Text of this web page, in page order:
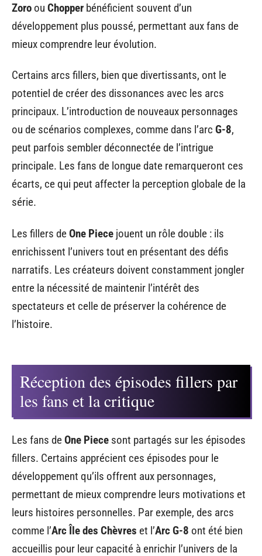
Zoro ou Chopper bénéficient souvent d’un
développement plus poussé, permettant aux fans de
mieux comprendre leur évolution.
Certains arcs fillers, bien que divertissants, ont le
potentiel de créer des dissonances avec les arcs
principaux. L’introduction de nouveaux personnages
ou de scénarios complexes, comme dans l’arc G-8,
peut parfois sembler déconnectée de l’intrigue
principale. Les fans de longue date remarqueront ces
écarts, ce qui peut affecter la perception globale de la
série.
Les fillers deOne Piece jouent un rôle double : ils
enrichissent l’univers tout en présentant des défis
narratifs. Les créateurs doivent constamment jongler
entre la nécessité de maintenir l’intérêt des
spectateurs et celle de préserver la cohérence de
l’histoire.
Réception des épisodes fillers par
les fans et la critique
Les fans deOne Piece sont partagés sur les épisodes
fillers. Certains apprécient ces épisodes pour le
développement qu’ils offrent aux personnages,
permettant de mieux comprendre leurs motivations et
leurs histoires personnelles. Par exemple, des arcs
comme l’Arc Île des Chèvres et l’Arc G-8 ont été bien
accueillis pour leur capacité à enrichir l’univers de la